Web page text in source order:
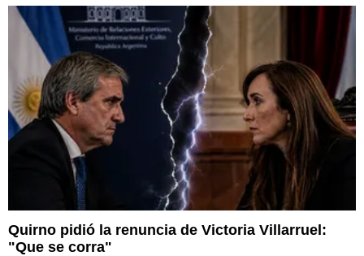
Quirno pidió la renuncia de Victoria Villarruel:
"Que se corra"